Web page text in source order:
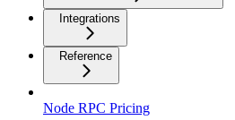
Integrations
Reference
Node RPC Pricing